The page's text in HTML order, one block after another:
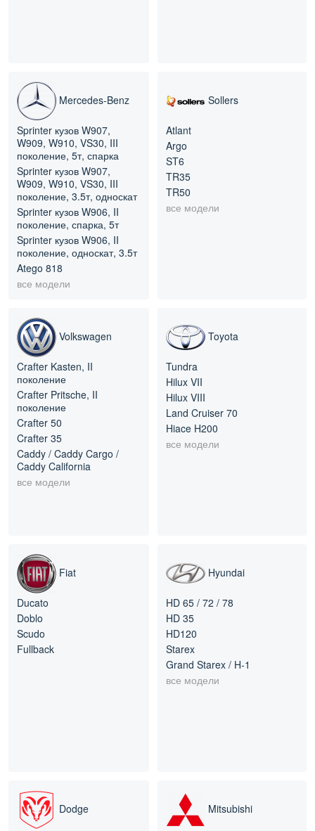
Mercedes-Benz
Sprinter кузов W907,
W909, W910, VS30, III
поколение, 5т, спарка
Sprinter кузов W907,
W909, W910, VS30, III
поколение, 3.5т, односкат
Sprinter кузов W906, II
поколение, спарка, 5т
Sprinter кузов W906, II
поколение, односкат, 3.5т
Atego 818
все модели
Sollers
Atlant
Argo
ST6
TR35
TR50
все модели
Volkswagen
Crafter Kasten, II
поколение
Crafter Pritsche, II
поколение
Crafter 50
Crafter 35
Caddy / Caddy Cargo /
Caddy California
все модели
Toyota
Tundra
Hilux VII
Hilux VIII
Land Cruiser 70
Hiace H200
все модели
Fiat
Ducato
Doblo
Scudo
Fullback
Hyundai
HD 65 / 72 / 78
HD 35
HD120
Starex
Grand Starex / H-1
все модели
Dodge Mitsubishi